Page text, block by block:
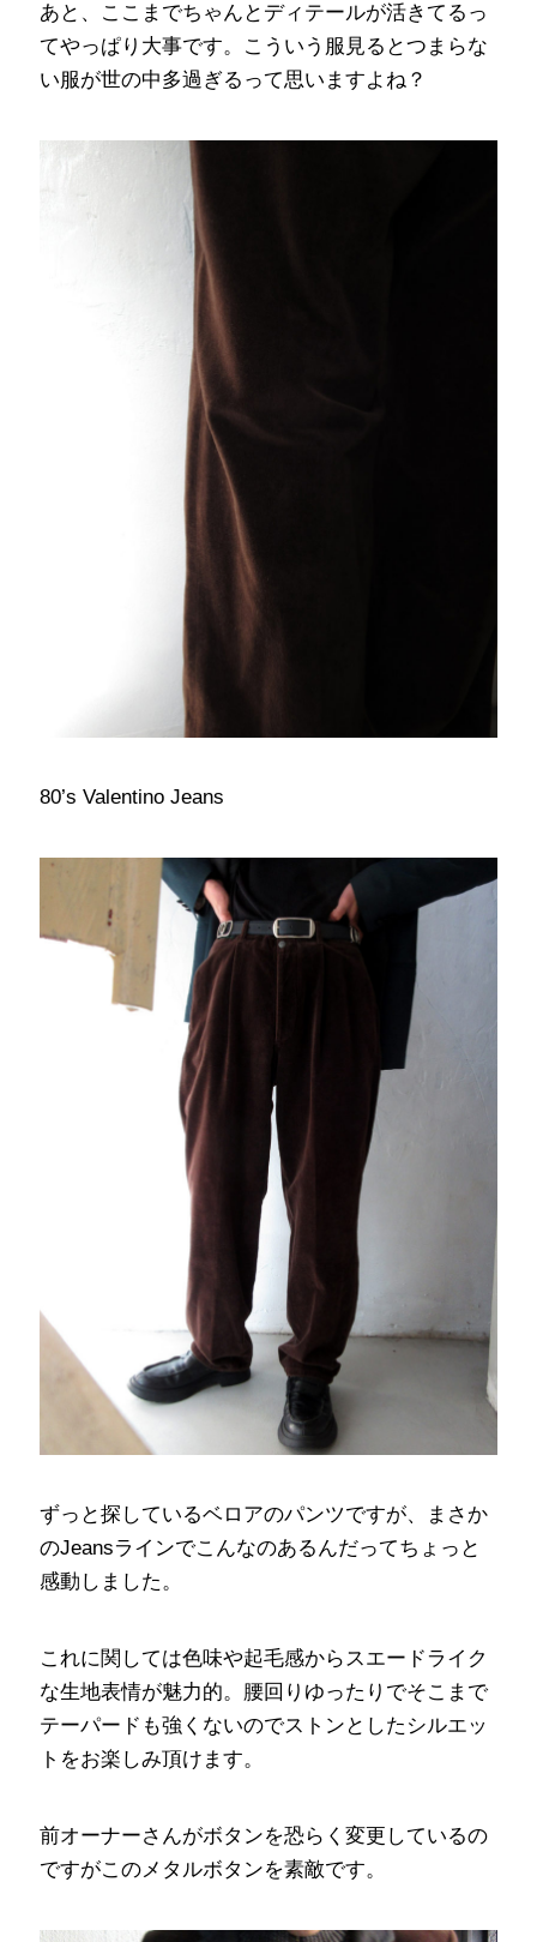
あと、ここまでちゃんとディテールが活きてるっ
てやっぱり大事です。こういう服見るとつまらな
い服が世の中多過ぎるって思いますよね？
80’s Valentino Jeans
ずっと探しているベロアのパンツですが、まさか
のJeansラインでこんなのあるんだってちょっと
感動しました。
これに関しては色味や起毛感からスエードライク
な生地表情が魅力的。腰回りゆったりでそこまで
テーパードも強くないのでストンとしたシルエッ
トをお楽しみ頂けます。
前オーナーさんがボタンを恐らく変更しているの
ですがこのメタルボタンを素敵です。